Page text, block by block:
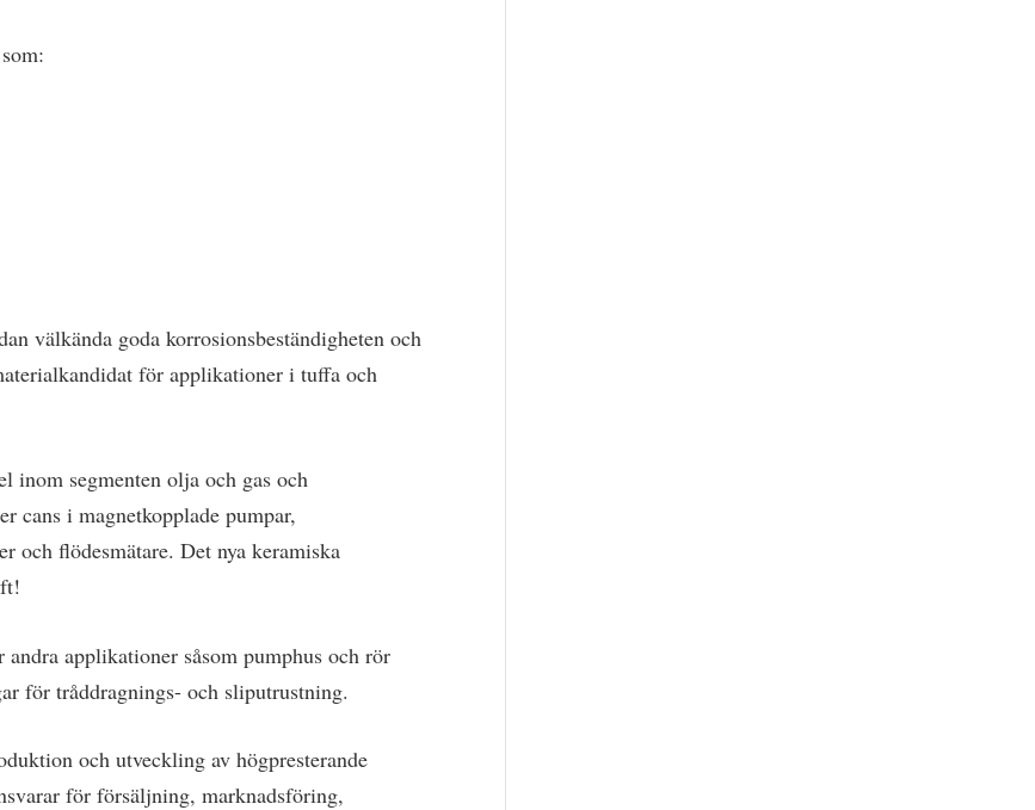
välkända goda korrosionsbeständigheten och
för applikationer i tuffa och
inom segmenten olja och gas och
cans i magnetkopplade pumpar,
och flödesmätare. Det nya keramiska
applikationer såsom pumphus och rör
för tråddragnings- och sliputrustning.
och utveckling av högpresterande
för försäljning, marknadsföring,